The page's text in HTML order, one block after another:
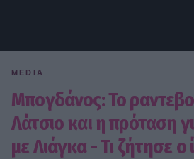
MEDIA
Μπογδάνος: Το
Λάτσιο και η πρόταση
με Λιάγκα - Τι ζήτησε ο